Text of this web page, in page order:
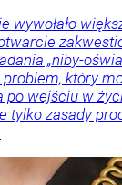
wywołało
„niby-
który
po wejściu w
tylko zasady